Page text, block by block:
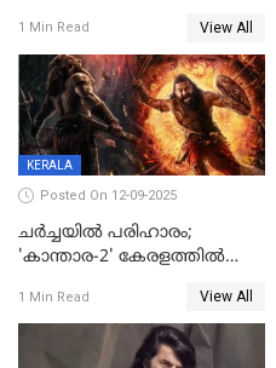
മനസിലായി, കടുത്ത
തീരുമാനവുമായി ഐശ്വര്യ
ലക്ഷ്മി
1 Min Read View All
KERALA
Posted On 12-09-2025
ചർച്ചയിൽ പരിഹാരം;
'കാന്താര-2' കേരളത്തിൽ
ഫിയോക്ക്
1 Min Read View All